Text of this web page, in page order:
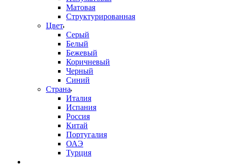
Матовая
Структурированная
Цвет
Серый
Белый
Бежевый
Коричневый
Черный
Синий
Страна
Италия
Испания
Россия
Китай
Португалия
ОАЭ
Турция